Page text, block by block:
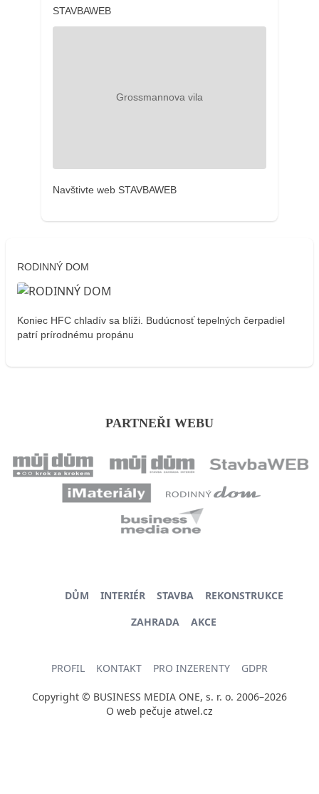
STAVBAWEB
Navštivte web STAVBAWEB
RODINNÝ DOM
Koniec HFC chladív sa blíži. Budúcnosť tepelných čerpadiel
patrí prírodnému propánu
PARTNEŘI WEBU
DŮM INTERIÉR STAVBA
REKONSTRUKCE
ZAHRADA
AKCE
PROFIL KONTAKT PRO INZERENTY GDPR
Copyright © BUSINESS MEDIA ONE, s. r. o. 2006–2026